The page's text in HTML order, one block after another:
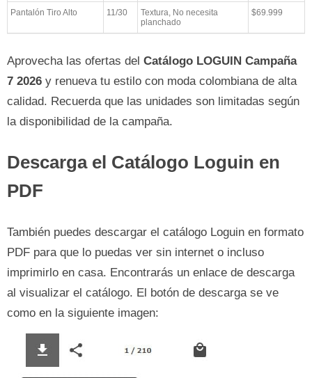
Pantalón Tiro Alto 11/30
Textura, No necesita
planchado
$69.999
Aprovecha las ofertas del Catálogo LOGUIN Campaña
7 2026 y renueva tu estilo con moda colombiana de alta
calidad. Recuerda que las unidades son limitadas según
la disponibilidad de la campaña.
Descarga el Catálogo Loguin en
PDF
También puedes descargar el catálogo Loguin en formato
PDF para que lo puedas ver sin internet o incluso
imprimirlo en casa. Encontrarás un enlace de descarga
al visualizar el catálogo. El botón de descarga se ve
como en la siguiente imagen: